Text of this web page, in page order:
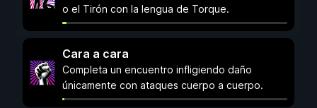
o el Tirón con la lengua de Torque.
Cara a cara
Completa un encuentro infligiendo daño
únicamente con ataques cuerpo a cuerpo.